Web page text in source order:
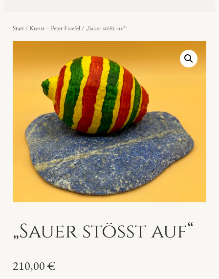
Start/Kunst – Peter Fraefel/ „Sauer stößt auf“
„Sauer stößt auf“
210,00€